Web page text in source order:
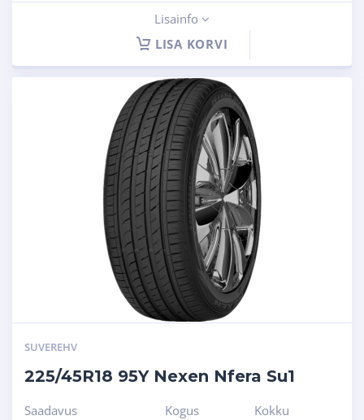
Lisainfo
LISA KORVI
SUVEREHV
225/45R18 95Y Nexen Nfera Su1
Saadavus
Kogus
Kokku